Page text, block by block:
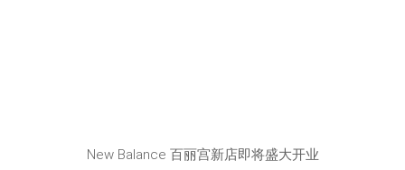
New Balance 百丽宫新店即将盛大开业